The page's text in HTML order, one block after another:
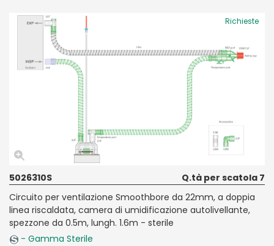
Richieste
5026310S
Q.tà per scatola 7
Circuito per ventilazione Smoothbore da 22mm, a doppia
linea riscaldata, camera di umidificazione autolivellante,
spezzone da 0.5m, lungh. 1.6m - sterile
- Gamma Sterile